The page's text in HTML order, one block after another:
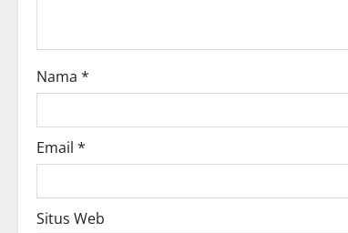
Nama *
Email *
Situs Web